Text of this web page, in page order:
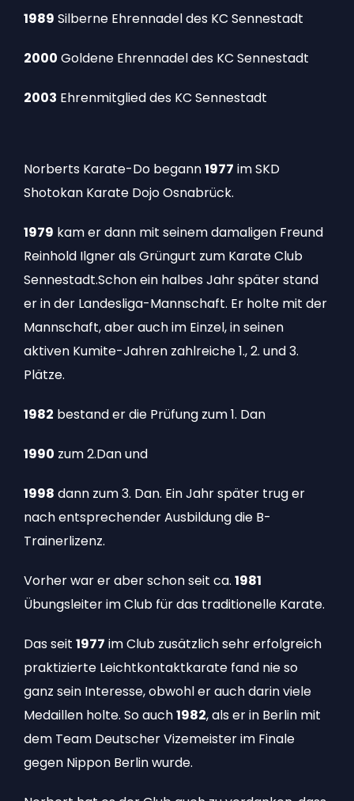
1989 Silberne Ehrennadel des KC Sennestadt
2000 Goldene Ehrennadel des KC Sennestadt
2003 Ehrenmitglied des KC Sennestadt
Norberts Karate-Do begann1977 im SKD
Shotokan Karate Dojo Osnabrück.
1979 kam er dann mit seinem damaligen Freund
Reinhold Ilgner als Grüngurt zum Karate Club
Sennestadt.Schon ein halbes Jahr später stand
er in der Landesliga-Mannschaft. Er holte mit der
Mannschaft, aber auch im Einzel, in seinen
aktiven Kumite-Jahren zahlreiche 1., 2. und 3.
Plätze.
1982 bestand er die Prüfung zum 1. Dan
1990 zum 2.Dan und
1998 dann zum 3. Dan. Ein Jahr später trug er
nach entsprechender Ausbildung die B-
Trainerlizenz.
Vorher war er aber schon seit ca. 1981
Übungsleiter im Club für das traditionelle Karate.
Das seit 1977 im Club zusätzlich sehr erfolgreich
praktizierte Leichtkontaktkarate fand nie so
ganz sein Interesse, obwohl er auch darin viele
Medaillen holte. So auch1982, als er in Berlin mit
dem Team Deutscher Vizemeister im Finale
gegen Nippon Berlin wurde.